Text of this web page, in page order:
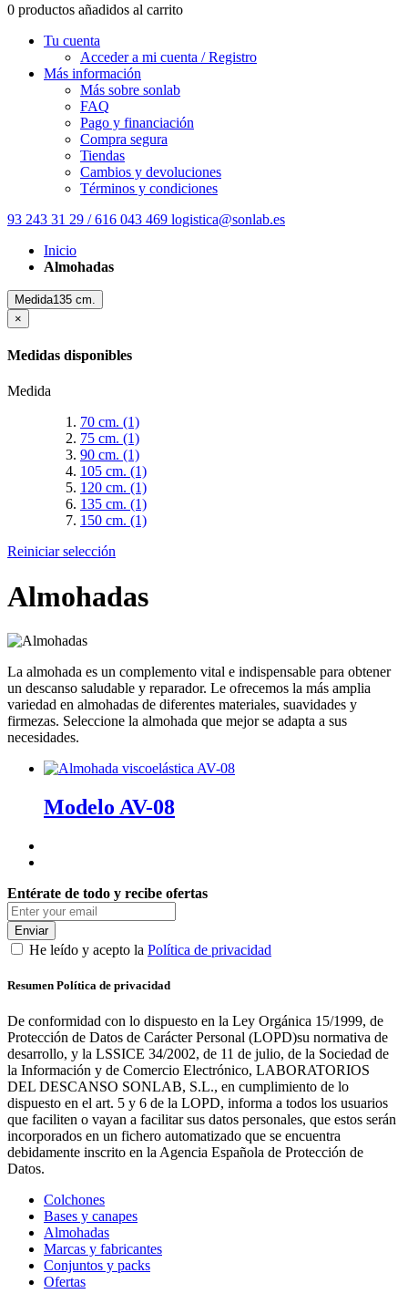
0 productos añadidos al carrito
Tu cuenta
Acceder a mi cuenta / Registro
Más información
Más sobre sonlab
FAQ
Pago y financiación
Compra segura
Tiendas
Cambios y devoluciones
Términos y condiciones
93 243 31 29 / 616 043 469 logistica@sonlab.es
Inicio
Almohadas
Medida135 cm.
×
Medidas disponibles
Medida
70 cm. (1)
75 cm. (1)
90 cm. (1)
105 cm. (1)
120 cm. (1)
135 cm. (1)
150 cm. (1)
Reiniciar selección
Almohadas
La almohada es un complemento vital e indispensable para obtener
un descanso saludable y reparador. Le ofrecemos la más amplia
variedad en almohadas de diferentes materiales, suavidades y
firmezas. Seleccione la almohada que mejor se adapta a sus
necesidades.
Modelo AV-08
Entérate de todo y recibe ofertas
Enviar
He leído y acepto la Política de privacidad
Resumen Política de privacidad
De conformidad con lo dispuesto en la Ley Orgánica 15/1999, de
Protección de Datos de Carácter Personal (LOPD)su normativa de
desarrollo, y la LSSICE 34/2002, de 11 de julio, de la Sociedad de
la Información y de Comercio Electrónico, LABORATORIOS
DEL DESCANSO SONLAB, S.L., en cumplimiento de lo
dispuesto en el art. 5 y 6 de la LOPD, informa a todos los usuarios
que faciliten o vayan a facilitar sus datos personales, que estos serán
incorporados en un fichero automatizado que se encuentra
debidamente inscrito en la Agencia Española de Protección de
Datos.
Colchones
Bases y canapes
Almohadas
Marcas y fabricantes
Conjuntos y packs
Ofertas